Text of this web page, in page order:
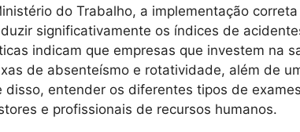
do Trabalho, a implementação
significativamente os índices de
indicam que empresas que investem na
de absenteísmo e rotatividade, além de
disso, entender os diferentes tipos de
e profissionais de recursos humanos.